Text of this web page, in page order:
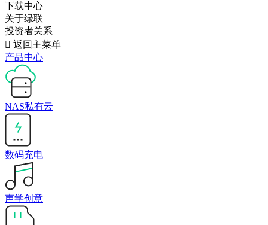
下载中心
关于绿联
投资者关系
 返回主菜单
产品中心
NAS私有云
数码充电
声学创意